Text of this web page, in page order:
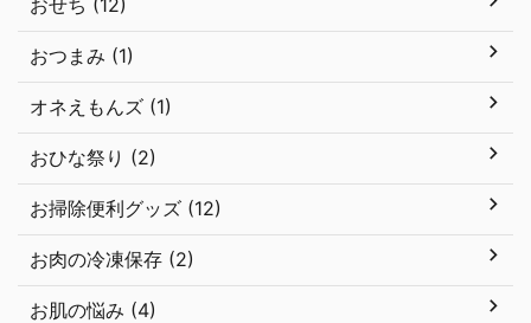
おせち (12)
おつまみ (1)
オネえもんズ (1)
おひな祭り (2)
お掃除便利グッズ (12)
お肉の冷凍保存 (2)
お肌の悩み (4)